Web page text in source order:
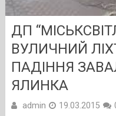
ДП
ВУЛИЧНИЙ
ПАДІННЯ
ЯЛИНКА
admin 19.03.2015